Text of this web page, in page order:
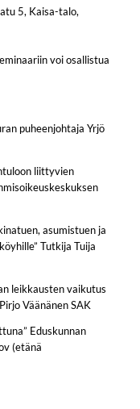
5, Kaisa-talo,
voi osallistua
puheenjohtaja Yrjö
liittyvien
asumistuen ja
Tutkija Tuija
leikkausten vaikutus
Väänänen SAK
Eduskunnan
(etänä